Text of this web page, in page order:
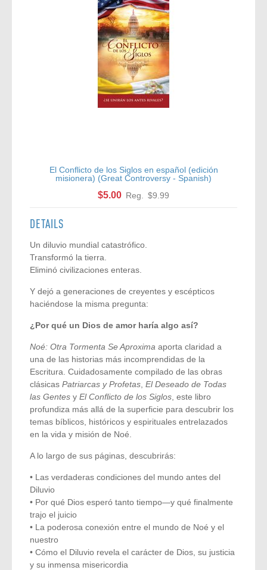
El Conflicto de los Siglos en español (edición
misionera) (Great Controversy - Spanish)
$5.00 Reg. $9.99
DETAILS
Un diluvio mundial catastrófico.
Transformó la tierra.
Eliminó civilizaciones enteras.
Y dejó a generaciones de creyentes y escépticos
haciéndose la misma pregunta:
¿Por qué un Dios de amor haría algo así?
Noé: Otra Tormenta Se Aproxima aporta claridad a
una de las historias más incomprendidas de la
Escritura. Cuidadosamente compilado de las obras
clásicas Patriarcas y Profetas El Deseado de Todas
las Gentes y El Conflicto de los Siglos , este libro
profundiza más allá de la superficie para descubrir los
temas bíblicos, históricos y espirituales entrelazados
en la vida y misión de Noé.
A lo largo de sus páginas, descubrirás:
• Las verdaderas condiciones del mundo antes del
Diluvio
• Por qué Dios esperó tanto tiempo—y qué finalmente
trajo el juicio
• La poderosa conexión entre el mundo de Noé y el
nuestro
• Cómo el Diluvio revela el carácter de Dios, su justicia
y su inmensa misericordia